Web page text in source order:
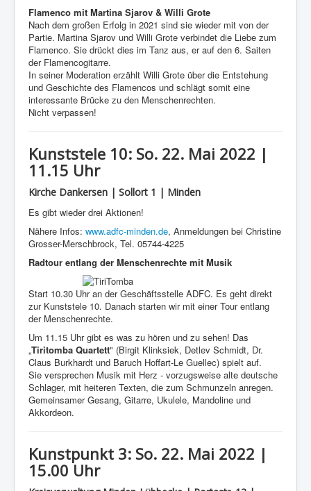
Flamenco mit Martina Sjarov & Willi Grote
Nach dem großen Erfolg in 2021 sind sie wieder mit von der
Partie. Martina Sjarov und Willi Grote verbindet die Liebe zum
Flamenco. Sie drückt dies im Tanz aus, er auf den 6. Saiten
der Flamencogitarre.
In seiner Moderation erzählt Willi Grote über die Entstehung
und Geschichte des Flamencos und schlägt somit eine
interessante Brücke zu den Menschenrechten.
Nicht verpassen!
Kunststele 10: So. 22. Mai 2022 |
11.15 Uhr
Kirche Dankersen | Sollort 1 | Minden
Es gibt wieder drei Aktionen!
Nähere Infos: www.adfc-minden.de, Anmeldungen bei Christine
Grosser-Merschbrock, Tel. 05744-4225
Radtour entlang der Menschenrechte mit Musik
Start 10.30 Uhr an der Geschäftsstelle ADFC. Es geht direkt
zur Kunststele 10. Danach starten wir mit einer Tour entlang
der Menschenrechte.
Um 11.15 Uhr gibt es was zu hören und zu sehen! Das
„Tiritomba Quartett" (Birgit Klinksiek, Detlev Schmidt, Dr.
Claus Burkhardt und Baruch Hoffart-Le Guellec) spielt auf.
Sie versprechen Musik mit Herz - vorzugsweise alte deutsche
Schlager, mit heiteren Texten, die zum Schmunzeln anregen.
Gemeinsamer Gesang, Gitarre, Ukulele, Mandoline und
Akkordeon.
Kunstpunkt 3: So. 22. Mai 2022 |
15.00 Uhr